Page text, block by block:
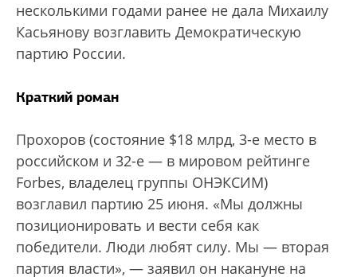
несколькими годами ранее не дала Михаилу
Касьянову возглавить Демократическую
партию России.
Краткий роман
Прохоров (состояние $18 млрд, 3-е место в
российском и 32-е — в мировом рейтинге
Forbes, владелец группы ОНЭКСИМ)
возглавил партию 25 июня. «Мы должны
позиционировать и вести себя как
победители. Люди любят силу. Мы — вторая
партия власти», — заявил он накануне на